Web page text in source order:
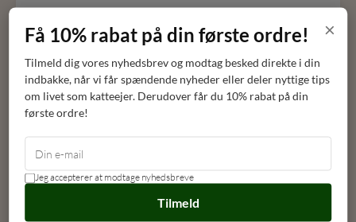
×
Få 10% rabat på din første ordre!
Tilmeld dig vores nyhedsbrev og modtag besked direkte i din
indbakke, når vi får spændende nyheder eller deler nyttige tips
om livet som katteejer. Derudover får du 10% rabat på din
første ordre!
Jeg accepterer at modtage nyhedsbreve
Tilmeld